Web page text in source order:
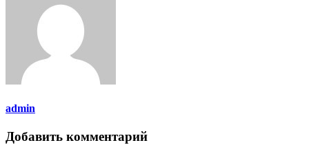
admin
Добавить комментарий